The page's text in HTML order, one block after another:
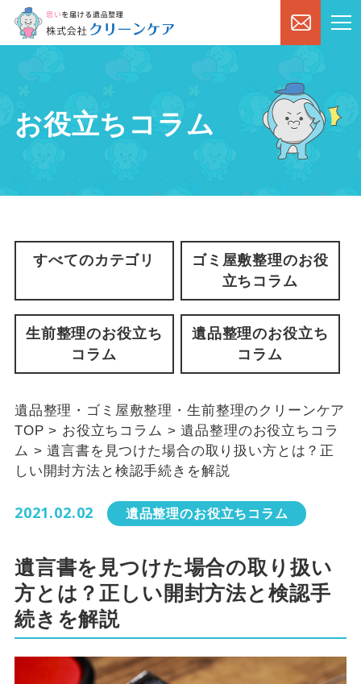
お役立ちコラム
すべてのカテゴリ
ゴミ屋敷整理のお役
立ちコラム
生前整理のお役立ち
コラム
遺品整理のお役立ち
コラム
遺品整理・ゴミ屋敷整理・生前整理のクリーンケア
TOP > お役立ちコラム >遺品整理のお役立ちコラ
ム >遺言書を見つけた場合の取り扱い方とは？正
しい開封方法と検認手続きを解説
2021.02.02 遺品整理のお役立ちコラム
遺言書を見つけた場合の取り扱い
方とは？正しい開封方法と検認手
続きを解説